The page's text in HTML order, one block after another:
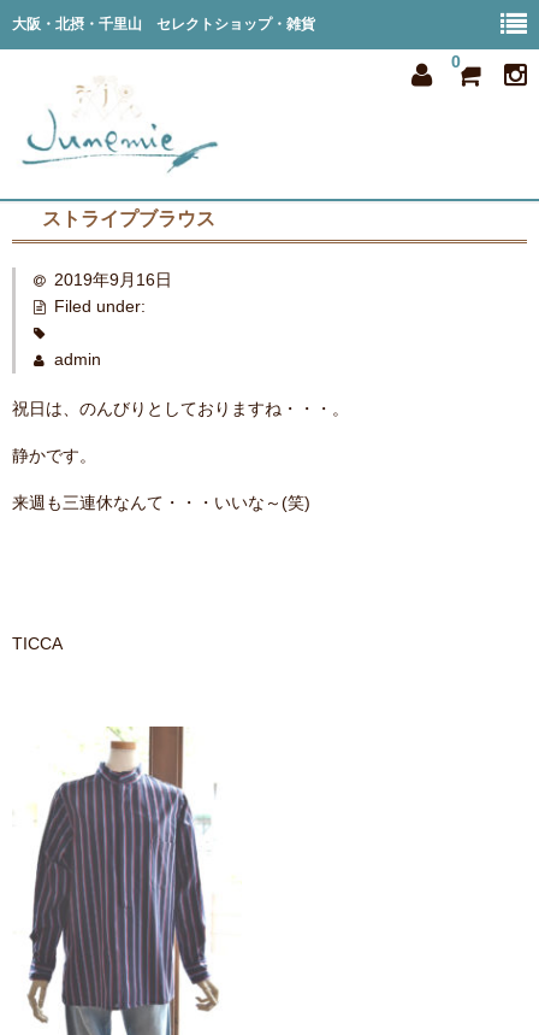
大阪・北摂・千里山 セレクトショップ・雑貨
0
all item
member
ストライプブラウス
2019年9月16日
Filed under:
admin
祝日は、のんびりとしておりますね・・・。
静かです。
来週も三連休なんて・・・いいな～(笑)
TICCA